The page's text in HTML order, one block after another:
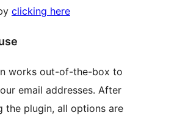
clicking here
works out-of-the-box to
email addresses. After
the plugin, all options are